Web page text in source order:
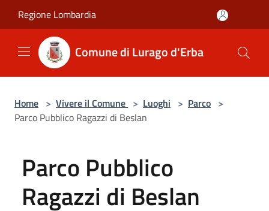
Regione Lombardia
Comune di Lurago d'Erba
Home > Vivere il Comune > Luoghi > Parco >
Parco Pubblico Ragazzi di Beslan
Parco Pubblico
Ragazzi di Beslan